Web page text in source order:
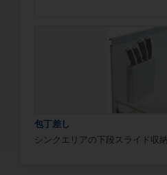
包丁差し
シンクエリアの下段スライド収